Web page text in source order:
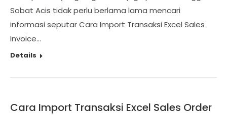
Sobat Acis tidak perlu berlama lama mencari
informasi seputar Cara Import Transaksi Excel Sales
Invoice…
Details
Cara Import Transaksi Excel Sales Order